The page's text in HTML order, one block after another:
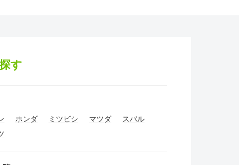
す
ホンダ ミツビシ マツダ
スバル